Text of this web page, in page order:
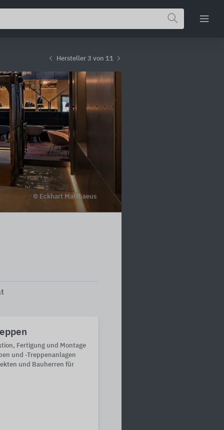
Hersteller 3 von 11
© Eckhart Matthaeus
Fertigung und Montage
und -Treppenanlagen
und Bauherren für